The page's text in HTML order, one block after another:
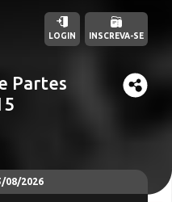
Partes
LOGIN INSCREVA-SE
08/2026